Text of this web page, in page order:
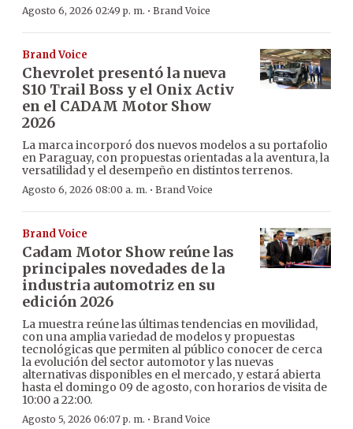
Agosto 6, 2026 02:49 p. m. · Brand Voice
Brand Voice
Chevrolet presentó la nueva
S10 Trail Boss y el Onix Activ
en el CADAM Motor Show
2026
La marca incorporó dos nuevos modelos a su portafolio
en Paraguay, con propuestas orientadas a la aventura, la
versatilidad y el desempeño en distintos terrenos.
Agosto 6, 2026 08:00 a. m. · Brand Voice
Brand Voice
Cadam Motor Show reúne las
principales novedades de la
industria automotriz en su
edición 2026
La muestra reúne las últimas tendencias en movilidad,
con una amplia variedad de modelos y propuestas
tecnológicas que permiten al público conocer de cerca
la evolución del sector automotor y las nuevas
alternativas disponibles en el mercado, y estará abierta
hasta el domingo 09 de agosto, con horarios de visita de
10:00 a 22:00.
Agosto 5, 2026 06:07 p. m. · Brand Voice